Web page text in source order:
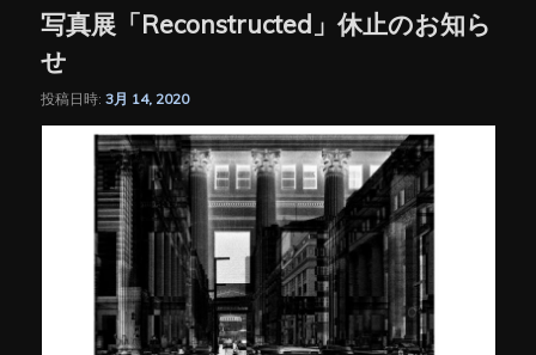
写真展「Reconstructed」休止のお知ら
せ
投稿日時:3月 14, 2020